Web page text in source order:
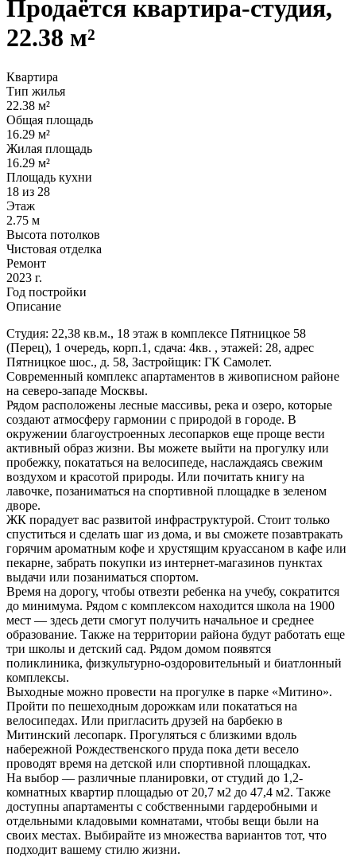
Продаётся квартира-студия,
22.38 м²
Квартира
Тип жилья
22.38 м²
Общая площадь
16.29 м²
Жилая площадь
16.29 м²
Площадь кухни
18 из 28
Этаж
2.75 м
Высота потолков
Чистовая отделка
Ремонт
2023 г.
Год постройки
Описание
Студия: 22,38 кв.м., 18 этаж в комплексе Пятницкое 58
(Перец), 1 очередь, корп.1, сдача: 4кв. , этажей: 28, адрес
Пятницкое шос., д. 58, Застройщик: ГК Самолет.
Современный комплекс апартаментов в живописном районе
на северо-западе Москвы.
Рядом расположены лесные массивы, река и озеро, которые
создают атмосферу гармонии с природой в городе. В
окружении благоустроенных лесопарков еще проще вести
активный образ жизни. Вы можете выйти на прогулку или
пробежку, покататься на велосипеде, наслаждаясь свежим
воздухом и красотой природы. Или почитать книгу на
лавочке, позаниматься на спортивной площадке в зеленом
дворе.
ЖК порадует вас развитой инфраструктурой. Стоит только
спуститься и сделать шаг из дома, и вы сможете позавтракать
горячим ароматным кофе и хрустящим круассаном в кафе или
пекарне, забрать покупки из интернет-магазинов пунктах
выдачи или позаниматься спортом.
Время на дорогу, чтобы отвезти ребенка на учебу, сократится
до минимума. Рядом с комплексом находится школа на 1900
мест — здесь дети смогут получить начальное и среднее
образование. Также на территории района будут работать еще
три школы и детский сад. Рядом домом появятся
поликлиника, физкультурно-оздоровительный и биатлонный
комплексы.
Выходные можно провести на прогулке в парке «Митино».
Пройти по пешеходным дорожкам или покататься на
велосипедах. Или пригласить друзей на барбекю в
Митинский лесопарк. Прогуляться с близкими вдоль
набережной Рождественского пруда пока дети весело
проводят время на детской или спортивной площадках.
На выбор — различные планировки, от студий до 1,2-
комнатных квартир площадью от 20,7 м2 до 47,4 м2. Также
доступны апартаменты с собственными гардеробными и
отдельными кладовыми комнатами, чтобы вещи были на
своих местах. Выбирайте из множества вариантов тот, что
подходит вашему стилю жизни.